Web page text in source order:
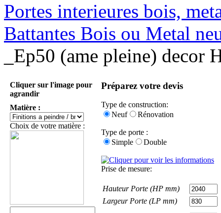
Portes interieures bois,
Battantes Bois ou Metal
_Ep50 (ame pleine) decor
Cliquer sur l'image pour
agrandir
Matière :
Choix de votre matière :
Préparez votre devis
Type de construction:
Neuf
Rénovation
Type de porte :
Simple
Double
Prise de mesure:
Hauteur Porte (HP mm)
Largeur Porte (LP mm)